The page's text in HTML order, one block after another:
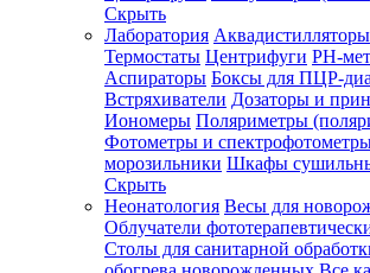
Все
покупки
одном
месте
Личный
менеджер
Отслеживание
статуса
заказа
Скрыть
Лаборатория Аквадистилляторы
Термостаты Центрифуги PH-
Аспираторы Боксы для ПЦР-
Встряхиватели Дозаторы и
Иономеры Поляриметры
Фотометры и
морозильники Шкафы
Скрыть
Неонатология Весы для
Облучатели
Столы для санитарной